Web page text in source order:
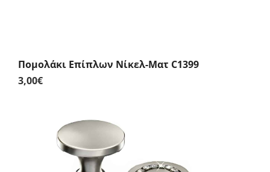
Πομολάκι Επίπλων Νίκελ-Ματ C1399
3,00€